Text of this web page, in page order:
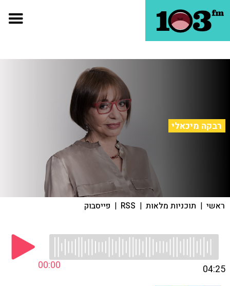
רבקה מיכאלי
ראשי | תוכניות מלאות |
RSS
| פייסבוק
00:00 04:25